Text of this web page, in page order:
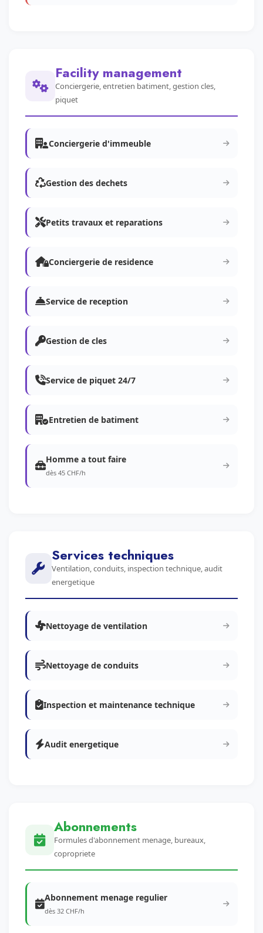
Facility management
Conciergerie, entretien batiment, gestion cles,
piquet
Conciergerie d'immeuble
Gestion des dechets
Petits travaux et reparations
Conciergerie de residence
Service de reception
Gestion de cles
Service de piquet 24/7
Entretien de batiment
Homme a tout faire
dès 45 CHF/h
Services techniques
Ventilation, conduits, inspection technique, audit
energetique
Nettoyage de ventilation
Nettoyage de conduits
Inspection et maintenance technique
Audit energetique
Abonnements
Formules d'abonnement menage, bureaux,
copropriete
Abonnement menage regulier
dès 32 CHF/h